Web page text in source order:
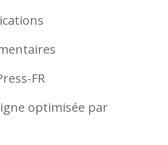
FR
optimisée par